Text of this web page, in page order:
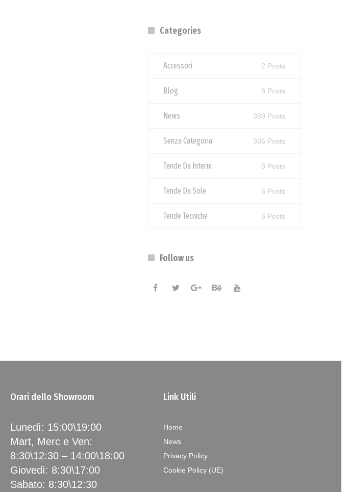
Categories
Accessori 2 Posts
Blog 8 Posts
News 389 Posts
Senza Categoria 306 Posts
Tende Da Interni 8 Posts
Tende Da Sole 6 Posts
Tende Tecniche 6 Posts
Follow us
Orari dello Showroom
Lunedì: 15:00\19:00
Mart, Merc e Ven:
8:30\12:30 – 14:00\18:00
Giovedì: 8:30\17:00
Sabato: 8:30\12:30
Link Utili
Home
News
Privacy Policy
Cookie Policy (UE)